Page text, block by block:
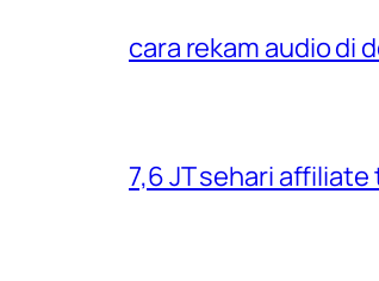
cara rekam audio di
7,6 JT sehari